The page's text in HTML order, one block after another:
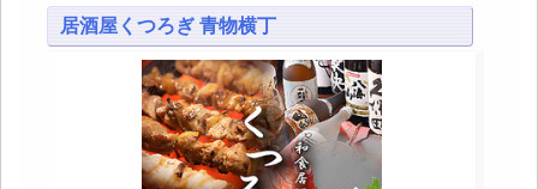
居酒屋くつろぎ 青物横丁